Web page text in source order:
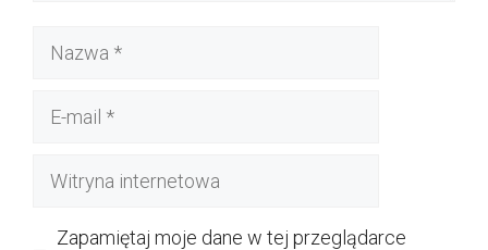
Nazwa
Witryna
Zapamiętaj moje dane w tej przeglądarce